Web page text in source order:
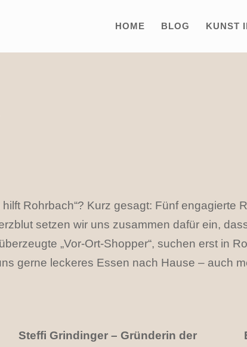
HOME BLOG KUNST
Rohrbach“? Kurz gesagt: Fünf engagierte
setzen wir uns zusammen dafür ein,
„Vor-Ort-Shopper“, suchen erst in
gerne leckeres Essen nach Hause – auch
Steffi Grindinger – Gründerin der